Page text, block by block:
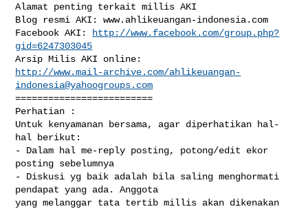
Alamat penting terkait millis AKI
Blog resmi AKI: www.ahlikeuangan-indonesia.com
Facebook AKI:
http://www.facebook.com/group.php?
gid=6247303045
http://www.mail-archive.com/ahlikeuangan-
indonesia@yahoogroups.com
=========================
Perhatian :
Untuk kenyamanan bersama, agar diperhatikan hal-
hal berikut:
- Dalam hal me-reply posting, potong/edit ekor
posting sebelumnya
- Diskusi yg baik adalah bila saling menghormati
pendapat yang ada. Anggota
yang melanggar tata tertib millis akan dikenakan